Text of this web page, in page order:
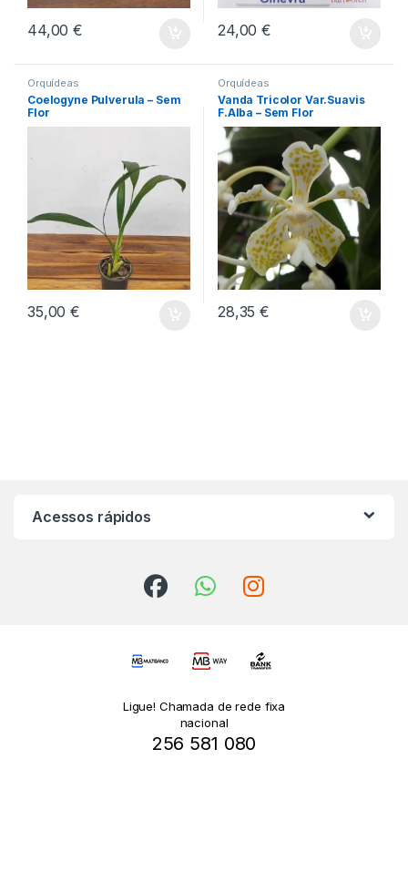
44,00€ 24,00€
Orquídeas
Coelogyne Pulverula – Sem
Flor
35,00€
Orquídeas
Vanda Tricolor Var.Suavis
F.Alba – Sem Flor
28,35€
Acessos rápidos
Ligue! Chamada de rede fixa
nacional
256 581 080